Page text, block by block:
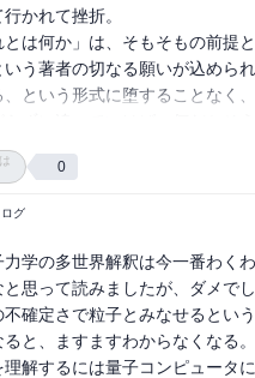
かれて挫折。
とは何か」は、そもそもの前提
いう著者の切なる願いが込めら
という形式に堕することなく
局何だかよくわからない、それ
0
グ
学の多世界解釈は今一番わくわ
思って読みましたが、ダメでし
確定さで粒子とみなせるとい
と、ますますわからなくなる。
解するには量子コンピュータ